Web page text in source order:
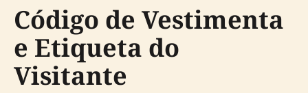
Código de Vestimenta
e Etiqueta do
Visitante